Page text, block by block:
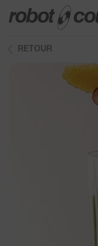
RETOUR
Accès